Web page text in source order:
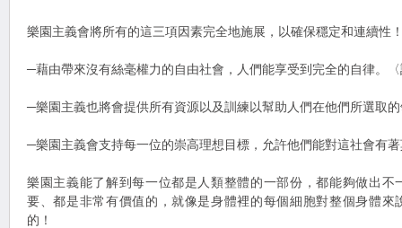
樂園主義會將所有的這三項因素完全地施展，以確保穩定和連續性
─藉由帶來沒有絲毫權力的自由社會，人們能享受到完全的自律。
─樂園主義也將會提供所有資源以及訓練以幫助人們在他們所選取
─樂園主義會支持每一位的崇高理想目標，允許他們能對這社會有
樂園主義能了解到每一位都是人類整體的一部份，都能夠做出不
要、都是非常有價值的，就像是身體裡的每個細胞對整個身體來
的！